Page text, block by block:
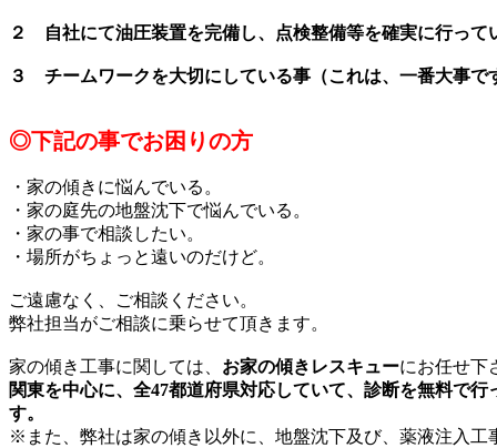
２ 自社にて油圧装置を完備し、点検整備等を確実に行って
３ チームワークを大切にしている事（これは、一番大事で
◎下記の事でお困りの方
・家の傾きに悩んでいる。
・家の庭先の地盤沈下で悩んでいる。
・家の事で相談したい。
・場所がちょっと遠いのだけど。
ご遠慮なく、ご相談ください。
弊社担当がご相談に乗らせて頂きます。
家の傾き工事に関しては、 お家の傾きレスキューにお任せ下
関東を中心に、全47都道府県対応していて、 診断を無料で行
す。
※また、弊社は家の傾き以外に、地盤沈下及び、薬液注入工